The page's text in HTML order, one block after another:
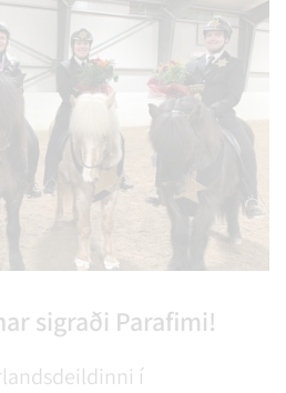
sigraði Parafimi!
í